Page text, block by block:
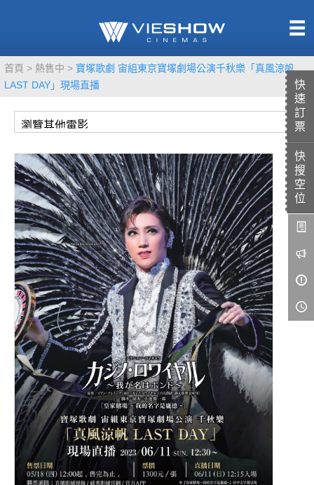
快
速
訂
票
快
搜
空
位
首頁 熱售中
寶塚歌劇 宙組東京寶塚劇場公演千秋樂「真風涼帆
LAST DAY」現場直播
熱售中
TITAN SCREEN
MUCROWN
IMAX
4DX
VR 演唱會
GOLD CLASS
AD口述影像
LIVE演唱會
影城餐飲
UNICORN
影城公告
影城活動
中獎名單
合作夥伴